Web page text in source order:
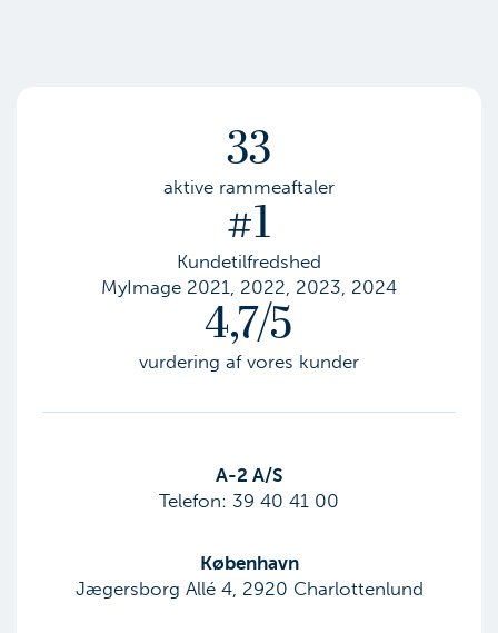
33
aktive rammeaftaler
#1
Kundetilfredshed
MyImage 2021, 2022, 2023, 2024
4,7/5
vurdering af vores kunder
​A-2 A/S
Telefon: 39 40 41 00
København
Jægersborg Allé 4, 2920 Charlottenlund